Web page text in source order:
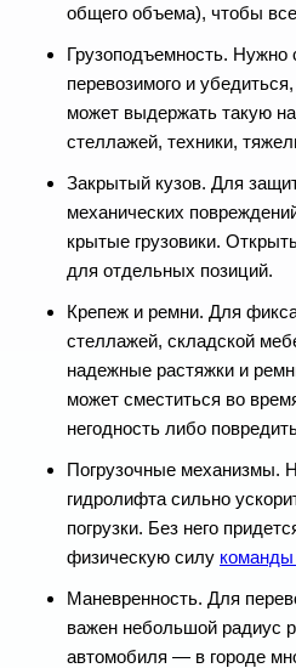
общего объема), чтобы
Грузоподъемность. Нужно
перевозимого и
может выдержать такую
стеллажей, техники,
Закрытый кузов. Для
механических
крытые грузовики.
для отдельных позиций.
Крепеж и ремни. Для
стеллажей, складской
надежные растяжки и
может сместиться во
негодность либо
Погрузочные механизмы.
гидролифта сильно
погрузки. Без него
физическую силу команды
Маневренность. Для
важен небольшой радиус
автомобиля — в городе